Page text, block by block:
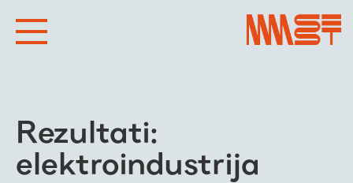
Rezultati:
elektroindustrija